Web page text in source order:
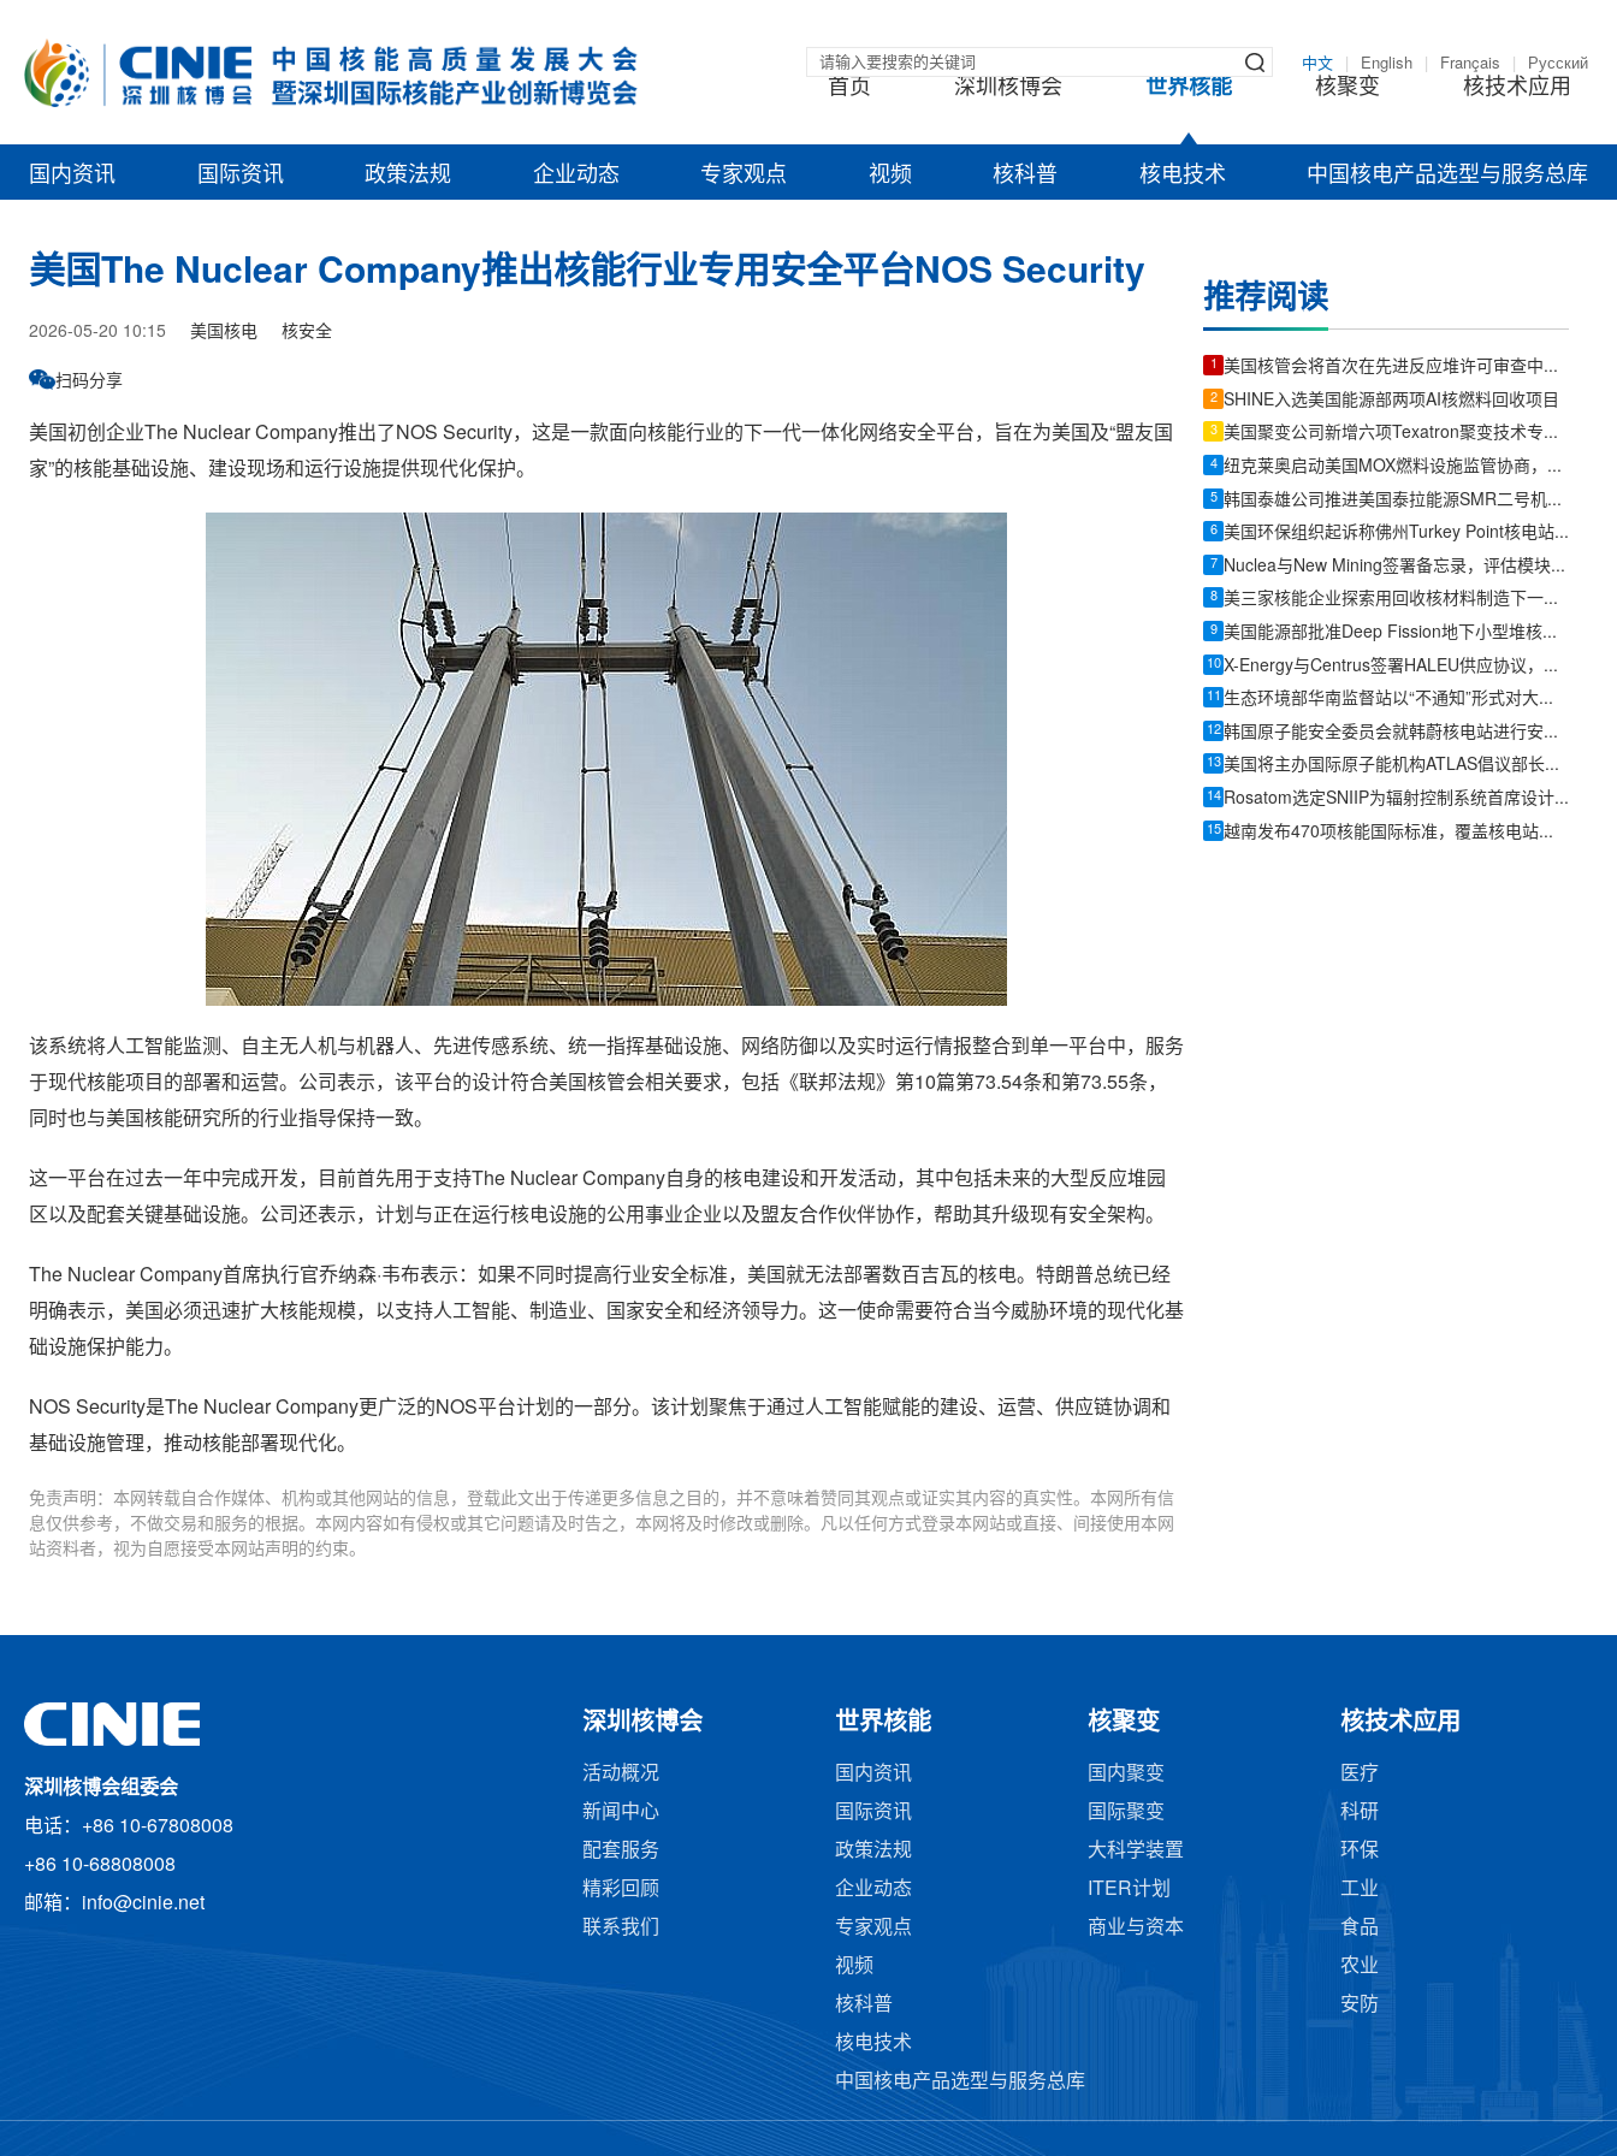
中文 English Français Русский
首页 深圳核博会 世界核能 核聚变 核技术应用
国内资讯 国际资讯 政策法规 企业动态 专家观点 视频 核科普 核电技术 中国核电产品选型与服务总库
美国The Nuclear Company推出核能行业专用安全平台NOS Security
2026-05-20 10:15 美国核电 核安全
扫码分享
美国初创企业The Nuclear Company推出了NOS Security，这是一款面向核能行业的下一代一体化网络安全平台，旨在为美国及“盟友国
家”的核能基础设施、建设现场和运行设施提供现代化保护。
该系统将人工智能监测、自主无人机与机器人、先进传感系统、统一指挥基础设施、网络防御以及实时运行情报整合到单一平台中，服务
于现代核能项目的部署和运营。公司表示，该平台的设计符合美国核管会相关要求，包括《联邦法规》第10篇第73.54条和第73.55条，
同时也与美国核能研究所的行业指导保持一致。
这一平台在过去一年中完成开发，目前首先用于支持The Nuclear Company自身的核电建设和开发活动，其中包括未来的大型反应堆园
区以及配套关键基础设施。公司还表示，计划与正在运行核电设施的公用事业企业以及盟友合作伙伴协作，帮助其升级现有安全架构。
The Nuclear Company首席执行官乔纳森·韦布表示：如果不同时提高行业安全标准，美国就无法部署数百吉瓦的核电。特朗普总统已经
明确表示，美国必须迅速扩大核能规模，以支持人工智能、制造业、国家安全和经济领导力。这一使命需要符合当今威胁环境的现代化基
础设施保护能力。
NOS Security是The Nuclear Company更广泛的NOS平台计划的一部分。该计划聚焦于通过人工智能赋能的建设、运营、供应链协调和
基础设施管理，推动核能部署现代化。
免责声明：本网转载自合作媒体、机构或其他网站的信息，登载此文出于传递更多信息之目的，并不意味着赞同其观点或证实其内容的真实性。本网所有信
息仅供参考，不做交易和服务的根据。本网内容如有侵权或其它问题请及时告之，本网将及时修改或删除。凡以任何方式登录本网站或直接、间接使用本网
站资料者，视为自愿接受本网站声明的约束。
推荐阅读
1 美国核管会将首次在先进反应堆许可审查中采用现代化听证程序
2 SHINE入选美国能源部两项AI核燃料回收项目
3 美国聚变公司新增六项Texatron聚变技术专利申请
4 纽克莱奥启动美国MOX燃料设施监管协商，先进堆燃料供应链建设提速
5 韩国泰雄公司推进美国泰拉能源SMR二号机组订单，发力核电与燃机锻件新赛道
6 美国环保组织起诉称佛州Turkey Point核电站续照需补充环境审查
7 Nuclea与New Mining签署备忘录，评估模块化反应堆为数据中心供电
8 美三家核能企业探索用回收核材料制造下一代反应堆燃料
9 美国能源部批准Deep Fission地下小型堆核安全设计协议
10 X-Energy与Centrus签署HALEU供应协议，美国先进核燃料供应链提速
11 生态环境部华南监督站以“不通知”形式对大亚湾核电基地开展防台防汛专项检查
12 韩国原子能安全委员会就韩蔚核电站进行安全检查
13 美国将主办国际原子能机构ATLAS倡议部长级启动仪式
14 Rosatom选定SNIIP为辐射控制系统首席设计机构，统管核设施放射仪表标准化与进口替代保障
15 越南发布470项核能国际标准，覆盖核电站、研究堆、SMR及辐射防护全链条
深圳核博会组委会
电话：+86 10-67808008
+86 10-68808008
邮箱：info@cinie.net
深圳核博会
活动概况
新闻中心
配套服务
精彩回顾
联系我们
世界核能
国内资讯
国际资讯
政策法规
企业动态
专家观点
视频
核科普
核电技术
中国核电产品选型与服务总库
核聚变
国内聚变
国际聚变
大科学装置
ITER计划
商业与资本
核技术应用
医疗
科研
环保
工业
食品
农业
安防